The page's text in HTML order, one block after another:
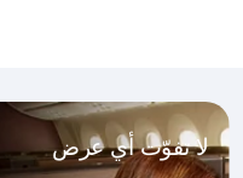
لا تفوّت أي عرض